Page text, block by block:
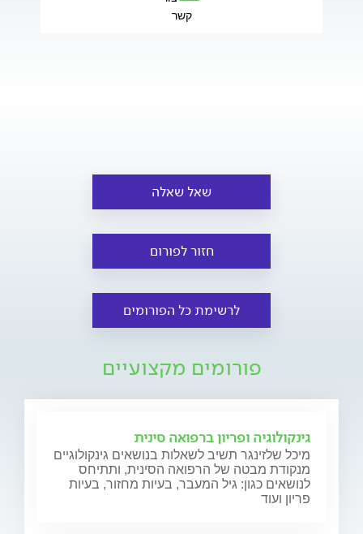
קשר
שאל שאלה
חזור לפורום
לרשימת כל הפורומים
פורומים מקצועיים
גינקולוגיה ופריון ברפואה סינית
מיכל שלזינגר תשיב לשאלות בנושאים גינקולוגיים
מנקודת מבטה של הרפואה הסינית, ותתיחס
לנושאים כגון: גיל המעבר, בעיות מחזור, בעיות
פריון ועוד